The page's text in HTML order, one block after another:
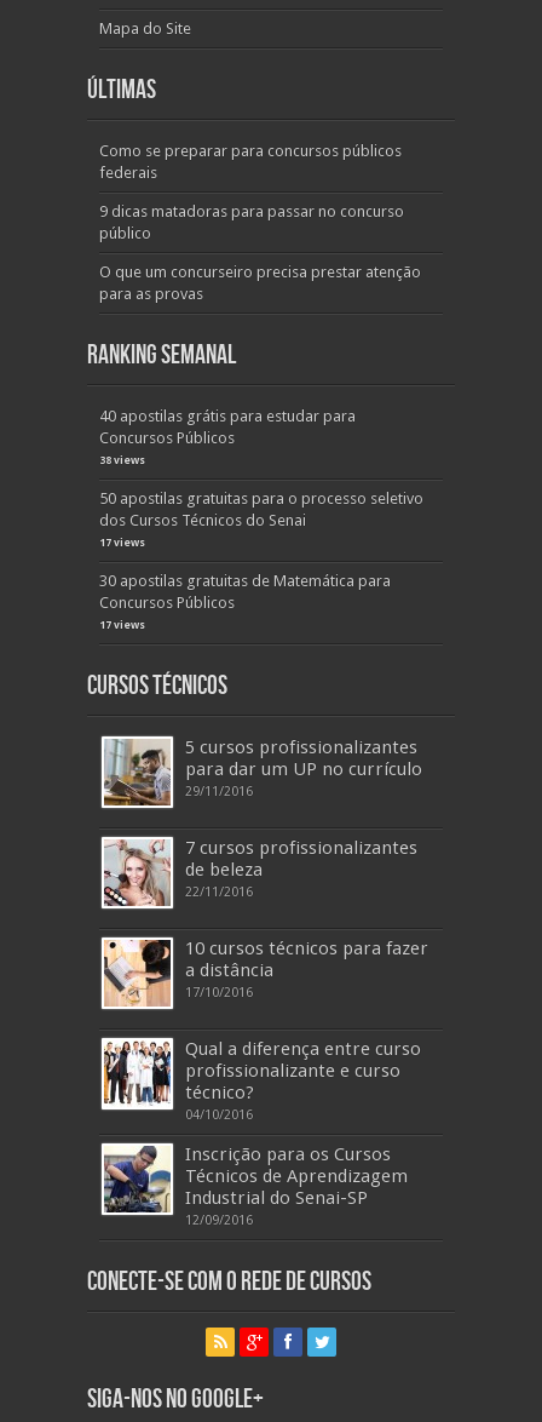
Mapa do Site
Últimas
Como se preparar para concursos públicos
federais
9 dicas matadoras para passar no concurso
público
O que um concurseiro precisa prestar atenção
para as provas
Ranking Semanal
40 apostilas grátis para estudar para
Concursos Públicos
38 views
50 apostilas gratuitas para o processo seletivo
dos Cursos Técnicos do Senai
17 views
30 apostilas gratuitas de Matemática para
Concursos Públicos
17 views
Cursos Técnicos
5 cursos profissionalizantes
para dar um UP no currículo
29/11/2016
7 cursos profissionalizantes
de beleza
22/11/2016
10 cursos técnicos para fazer
a distância
17/10/2016
Qual a diferença entre curso
profissionalizante e curso
técnico?
04/10/2016
Inscrição para os Cursos
Técnicos de Aprendizagem
Industrial do Senai-SP
12/09/2016
Conecte-se com o Rede de Cursos
Siga-nos no Google+